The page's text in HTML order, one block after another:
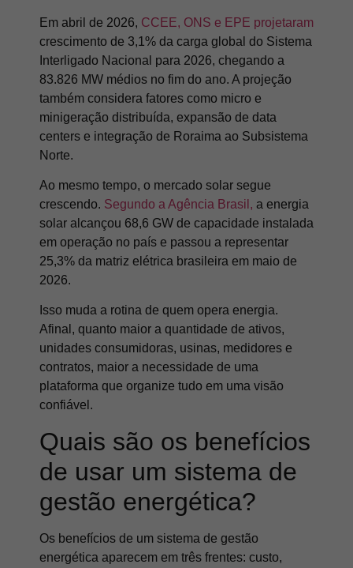
Em abril de 2026, CCEE, ONS e EPE projetaram
crescimento de 3,1% da carga global do Sistema
Interligado Nacional para 2026, chegando a
83.826 MW médios no fim do ano. A projeção
também considera fatores como micro e
minigeração distribuída, expansão de data
centers e integração de Roraima ao Subsistema
Norte.
Ao mesmo tempo, o mercado solar segue
crescendo. Segundo a Agência Brasil, a energia
solar alcançou 68,6 GW de capacidade instalada
em operação no país e passou a representar
25,3% da matriz elétrica brasileira em maio de
2026.
Isso muda a rotina de quem opera energia.
Afinal, quanto maior a quantidade de ativos,
unidades consumidoras, usinas, medidores e
contratos, maior a necessidade de uma
plataforma que organize tudo em uma visão
confiável.
Quais são os benefícios
de usar um sistema de
gestão energética?
Os benefícios de um sistema de gestão
energética aparecem em três frentes: custo,